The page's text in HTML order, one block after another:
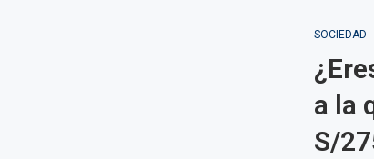
SOCIEDAD
a la
S/